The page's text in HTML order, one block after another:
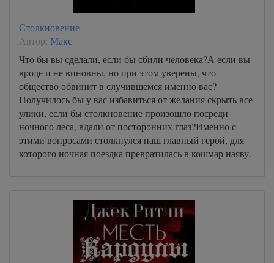
Столкновение
Автор: Макс
Что бы вы сделали, если бы сбили человека?А если вы
вроде и не виновны, но при этом уверены, что
общество обвинит в случившемся именно вас?
Получилось бы у вас избавиться от желания скрыть все
улики, если бы столкновение произошло посреди
ночного леса, вдали от посторонних глаз?Именно с
этими вопросами столкнулся наш главный герой, для
которого ночная поездка превратилась в кошмар наяву.